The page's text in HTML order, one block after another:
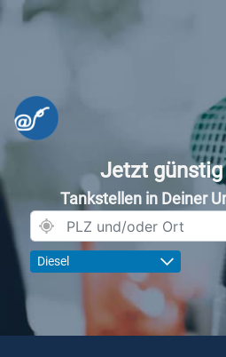
Jetzt
Tankstellen in Deiner
Diesel